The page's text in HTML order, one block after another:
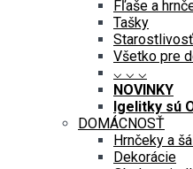
Fľaše a
Tašky
Všetko pre
⌵ ⌵ ⌵
NOVINKY
Igelitky sú
DOMÁCNOSŤ
Hrnčeky a
Dekorácie